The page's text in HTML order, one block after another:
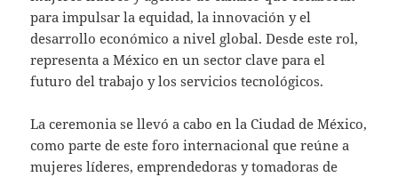
para impulsar la equidad, la innovación y el
desarrollo económico a nivel global. Desde este rol,
representa a México en un sector clave para el
futuro del trabajo y los servicios tecnológicos.
La ceremonia se llevó a cabo en la Ciudad de México,
como parte de este foro internacional que reúne a
mujeres líderes, emprendedoras y tomadoras de